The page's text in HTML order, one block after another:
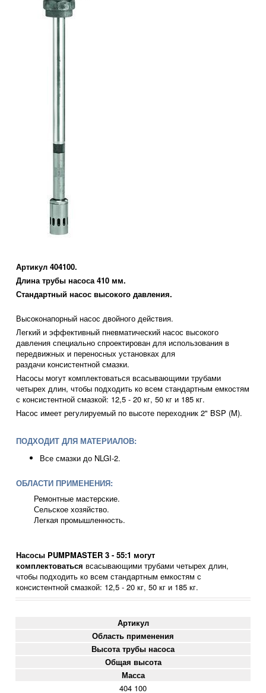
Артикул 404100.
Длина трубы насоса 410 мм.
Стандартный насос высокого давления.
Высоконапорный насос двойного действия.
Легкий и эффективный пневматический насос высокого
давления специально спроектирован для использования в
передвижных и переносных установках для
раздачи консистентной смазки.
Насосы могут комплектоваться всасывающими трубами
четырех длин, чтобы подходить ко всем стандартным емкостям
с консистентной смазкой: 12,5 - 20 кг, 50 кг и 185 кг.
Насос имеет регулируемый по высоте переходник 2" BSP (M).
ПОДХОДИТ ДЛЯ МАТЕРИАЛОВ:
Все смазки до NLGI-2.
ОБЛАСТИ ПРИМЕНЕНИЯ:
Ремонтные мастерские.
Сельское хозяйство.
Легкая промышленность.
Насосы PUMPMASTER 3 - 55:1 могут
комплектоваться всасывающими трубами четырех длин,
чтобы подходить ко всем стандартным емкостям с
консистентной смазкой: 12,5 - 20 кг, 50 кг и 185 кг.
Артикул
Область применения
Высота трубы насоса
Общая высота
Масса
404 100